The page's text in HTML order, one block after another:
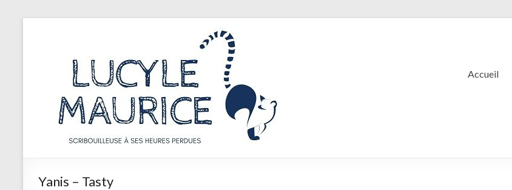
Maurice
Scribouilleuse
perdues
Accueil
Yanis – Tasty